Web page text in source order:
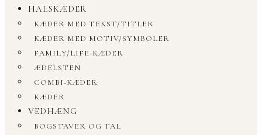
HALSKÆDER
KÆDER MED TEKST/TITLER
KÆDER MED MOTIV/SYMBOLER
FAMILY/LIFE-KÆDER
ÆDELSTEN
COMBI-KÆDER
KÆDER
VEDHÆNG
BOGSTAVER OG TAL